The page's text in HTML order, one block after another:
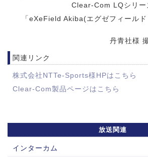
Clear-Com LQシリー
「eXeField Akiba(エグゼフィール
丹青社様
関連リンク
株式会社NTTe-Sports様HPはこちら
Clear-Com製品ページはこちら
放送関連
インターカム